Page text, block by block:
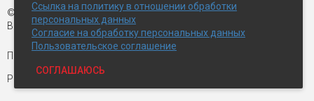
© Экспострой, 2026 г.
Все права защищены
Письмо директору:
Разработка сайта —
Ссылка на политику в отношении обработки
персональных данных
Согласие на обработку персональных данных
Пользовательское соглашение
СОГЛАШАЮСЬ